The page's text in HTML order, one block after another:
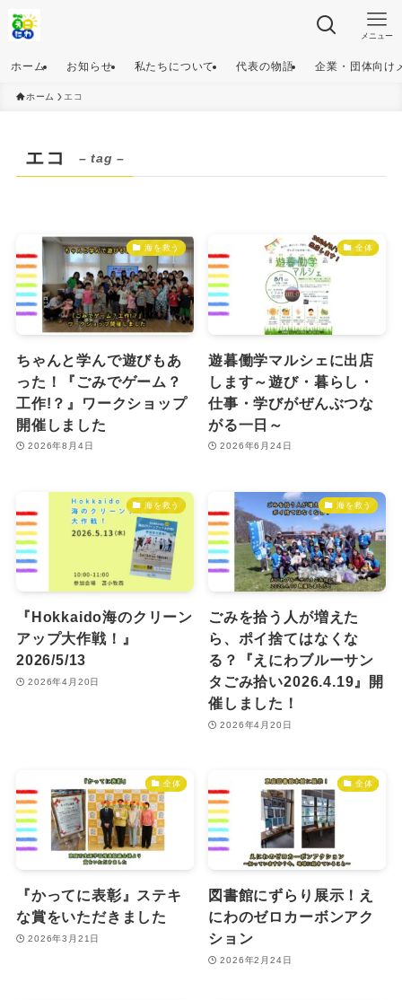
メニュー
ホーム お知らせ 私たちについて 代表の物語 企業・団体向け
ホーム エコ
エコ – tag –
海を救う
ちゃんと学んで遊びもあ
った！『ごみでゲーム？
工作!？』ワークショップ
開催しました
2026年8月4日
全体
遊暮働学マルシェに出店
します～遊び・暮らし・
仕事・学びがぜんぶつな
がる一日～
2026年6月24日
海を救う
『Hokkaido海のクリーン
アップ大作戦！』
2026/5/13
2026年4月20日
海を救う
ごみを拾う人が増えた
ら、ポイ捨てはなくな
る？『えにわブルーサン
タごみ拾い2026.4.19』開
催しました！
2026年4月20日
全体
『かってに表彰』ステキ
な賞をいただきました
2026年3月21日
全体
図書館にずらり展示！え
にわのゼロカーボンアク
ション
2026年2月24日